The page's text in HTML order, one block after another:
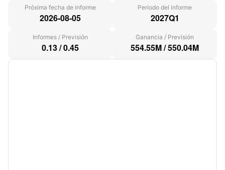
Próxima fecha de informe
2026-08-05
Periodo del informe
2027Q1
Informes / Previsión
0.13/0.45
Ganancia / Previsión
554.55M/550.04M